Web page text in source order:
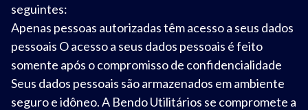
seguintes:
Apenas pessoas autorizadas têm acesso a seus dados
pessoais O acesso a seus dados pessoais é feito
somente após o compromisso de confidencialidade
Seus dados pessoais são armazenados em ambiente
seguro e idôneo. A Bendo Utilitários se compromete a